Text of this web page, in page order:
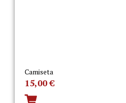
Camiseta
15,00€